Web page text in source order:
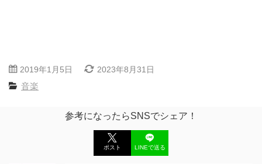
2019年1月5日 2023年8月31日
音楽
参考になったらSNSでシェア！
ポスト LINEで送る